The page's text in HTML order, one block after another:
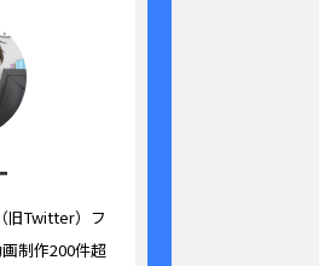
旧Twitter）フ
制作200件超